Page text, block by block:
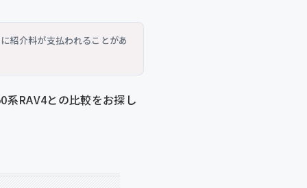
紹介料が支払われることがあ
系RAV4との比較をお探し